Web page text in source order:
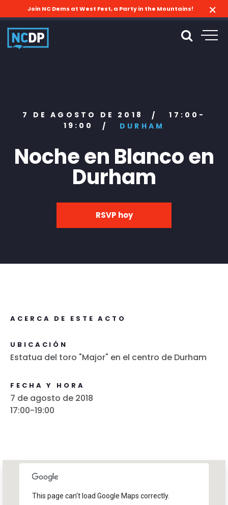
Join NC Dems at West Fest, a Party in the Mountains!
7 DE AGOSTO DE 2018 /
17:00-
19:00
/ DURHAM
Noche en Blanco en
Durham
RSVP hoy
ACERCA DE ESTE ACTO
UBICACIÓN
Estatua del toro "Major" en el centro de Durham
FECHA Y HORA
7 de agosto de 2018
17:00-19:00
This page can't load Google Maps correctly.